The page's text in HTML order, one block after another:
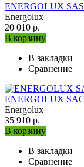
ENERGOLUX
Energolux
20 010 р.
В корзину
В закладки
Сравнение
ENERGOLUX
Energolux
35 910 р.
В корзину
В закладки
Сравнение